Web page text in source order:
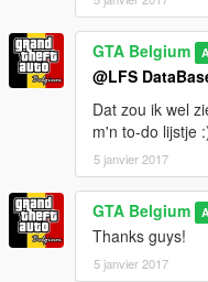
GTA Belgium
@LFS
Dat zou ik wel
m'n to-do lijstje
5 janvier 2017
GTA Belgium
Thanks guys!
5 janvier 2017